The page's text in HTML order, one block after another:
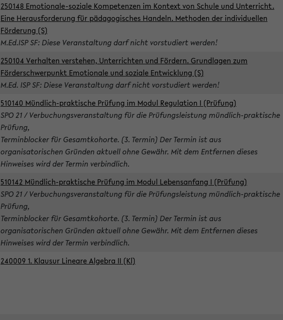
250148 Emotionale-soziale Kompetenzen im Kontext von Schule und Unterricht.
Eine Herausforderung für pädagogisches Handeln. Methoden der individuellen
Förderung (S)
M.Ed.ISP SF: Diese Veranstaltung darf nicht vorstudiert werden!
250104 Verhalten verstehen, Unterrichten und Fördern. Grundlagen zum
Förderschwerpunkt Emotionale und soziale Entwicklung (S)
M.Ed. ISP SF: Diese Veranstaltung darf nicht vorstudiert werden!
510140 Mündlich-praktische Prüfung im Modul Regulation I (Prüfung)
SPO 21 / Verbuchungsveranstaltung für die Prüfungsleistung mündlich-praktische
Prüfung,
Terminblocker für Gesamtkohorte. (3. Termin) Der Termin ist aus
organisatorischen Gründen aktuell ohne Gewähr. Mit dem Entfernen dieses
Hinweises wird der Termin verbindlich.
510142 Mündlich-praktische Prüfung im Modul Lebensanfang I (Prüfung)
SPO 21 / Verbuchungsveranstaltung für die Prüfungsleistung mündlich-praktische
Prüfung,
Terminblocker für Gesamtkohorte. (3. Termin) Der Termin ist aus
organisatorischen Gründen aktuell ohne Gewähr. Mit dem Entfernen dieses
Hinweises wird der Termin verbindlich.
240009 1. Klausur Lineare Algebra II (Kl)